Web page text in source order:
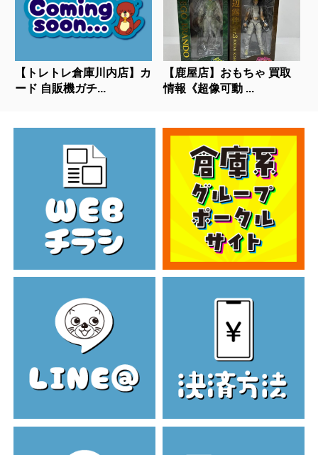
【トレトレ倉庫川内店】カ
ード 自販機ガチ...
【鹿屋店】おもちゃ 買取
情報《超像可動 ...